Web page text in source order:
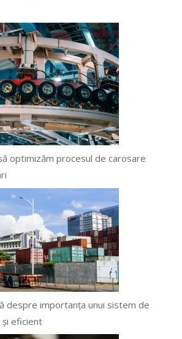
optimizăm procesul de carosare
despre importanța unui sistem de
eficient